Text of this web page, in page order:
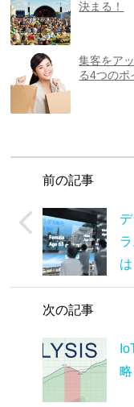
決まる！
集客をア
る4つのポ
前の記事
は
次の記事